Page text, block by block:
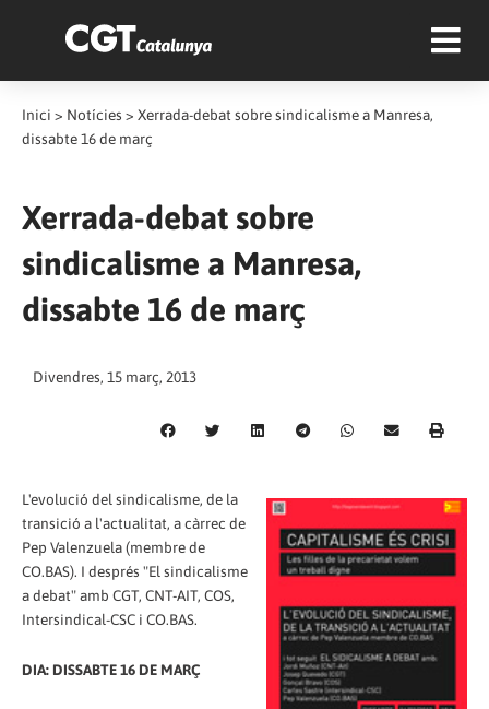
Inici > Notícies > Xerrada-debat sobre sindicalisme a Manresa,
dissabte 16 de març
Xerrada-debat sobre
sindicalisme a Manresa,
dissabte 16 de març
Divendres, 15 març, 2013
L'evolució del sindicalisme, de la
transició a l'actualitat, a càrrec de
Pep Valenzuela (membre de
CO.BAS). I després "El sindicalisme
a debat" amb CGT, CNT-AIT, COS,
Intersindical-CSC i CO.BAS.
DIA: DISSABTE 16 DE MARÇ